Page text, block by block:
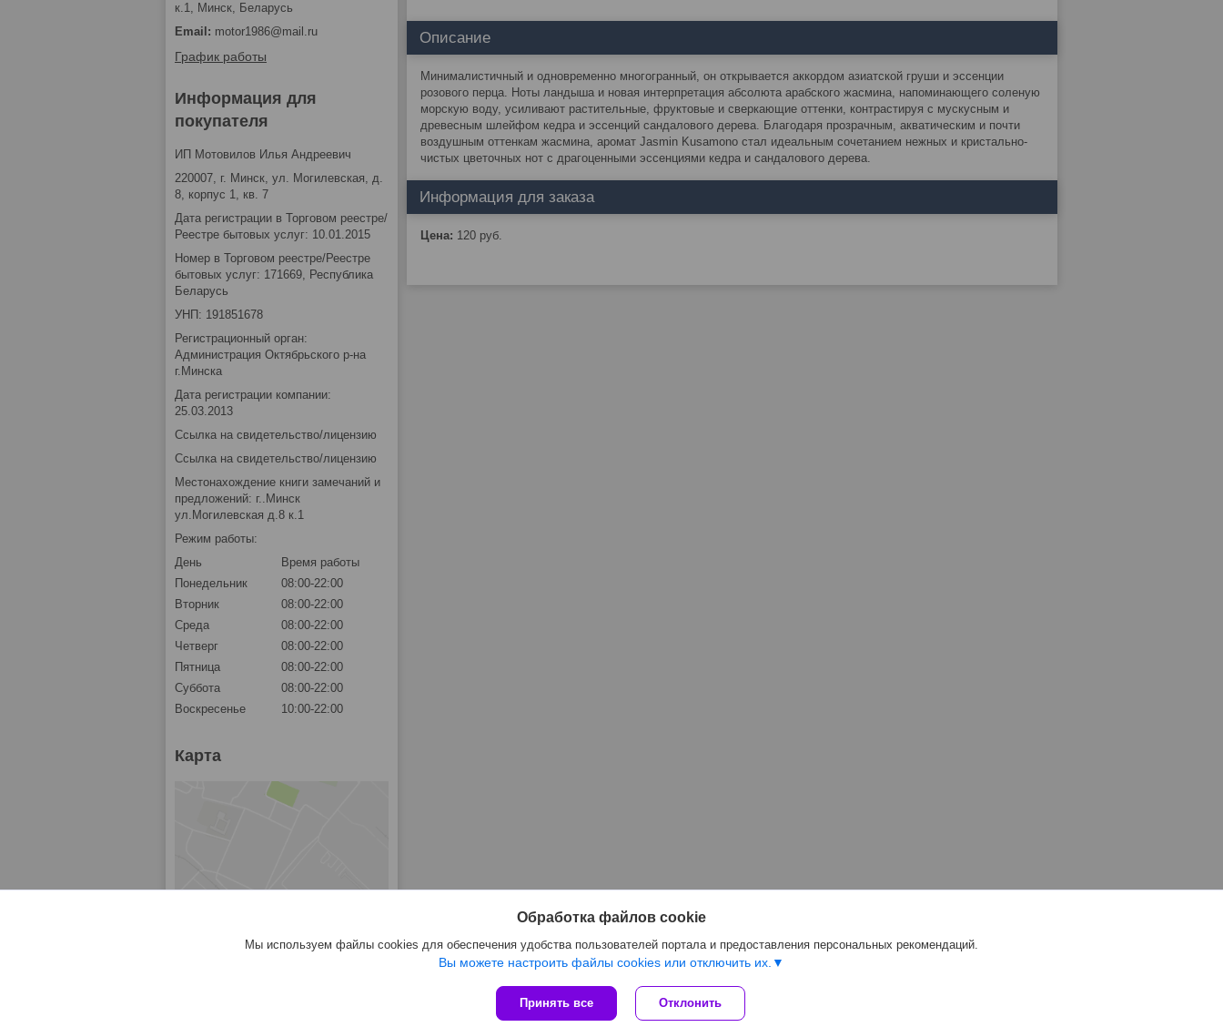
Описание
Минималистичный и одновременно многогранный, он открывается аккордом азиатской груши и эссенции
розового перца. Ноты ландыша и новая интерпретация абсолюта арабского жасмина, напоминающего соленую
морскую воду, усиливают растительные, фруктовые и сверкающие оттенки, контрастируя с мускусным и
древесным шлейфом кедра и эссенций сандалового дерева. Благодаря прозрачным, акватическим и почти
воздушным оттенкам жасмина, аромат Jasmin Kusamono стал идеальным сочетанием нежных и кристально-
чистых цветочных нот с драгоценными эссенциями кедра и сандалового дерева.
Информация для заказа
Цена: 120 руб.
к.1, Минск, Беларусь
motor1986@mail.ru
График работы
Информация для
покупателя
ИП Мотовилов Илья Андреевич
220007, г. Минск, ул. Могилевская, д.
8, корпус 1, кв. 7
Дата регистрации в Торговом реестре/
Реестре бытовых услуг: 10.01.2015
Номер в Торговом реестре/Реестре
бытовых услуг: 171669, Республика
Беларусь
УНП: 191851678
Регистрационный орган:
Администрация Октябрьского р-на
г.Минска
Дата регистрации компании:
25.03.2013
Ссылка на свидетельство/лицензию
Ссылка на свидетельство/лицензию
Местонахождение книги замечаний и
предложений: г..Минск
ул.Могилевская д.8 к.1
Режим работы:
День
Время работы
Понедельник
08:00-22:00
Вторник
08:00-22:00
Среда
08:00-22:00
Четверг
08:00-22:00
Пятница
08:00-22:00
Суббота
08:00-22:00
Воскресенье
10:00-22:00
Карта
Сайт создан на платформе Deal.by
Политика обработки файлов cookies
Обработка файлов cookie
Мы используем файлы cookies для обеспечения удобства пользователей портала и предоставления персональных рекомендаций.
Вы можете настроить файлы cookies или отключить их.
Принять все Отклонить